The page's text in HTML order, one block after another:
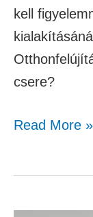
kell
csere?
Read More »